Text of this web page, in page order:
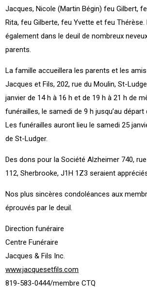
Jacques, Nicole (Martin Bégin) feu Gilbert,
Rita, feu Gilberte, feu Yvette et feu Thérèse.
également dans le deuil de nombreux
parents.
La famille accueillera les parents et les
Jacques et Fils, 202, rue du Moulin, St-
janvier de 14 h à 16 h et de 19 h à 21 h de
funérailles, le samedi de 9 h jusqu’au départ
Les funérailles auront lieu le samedi 25
de St-Ludger.
Des dons pour la Société Alzheimer 740,
112, Sherbrooke, J1H 1Z3 seraient
Nos plus sincères condoléances aux
éprouvés par le deuil.
Direction funéraire
Centre Funéraire
Jacques & Fils Inc.
www.jacquesetfils.com
819-583-0444/membre CTQ